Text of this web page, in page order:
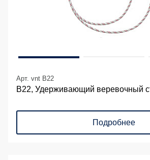
Арт. vnt B22
В22, Удерживающий веревочный
Подробнее